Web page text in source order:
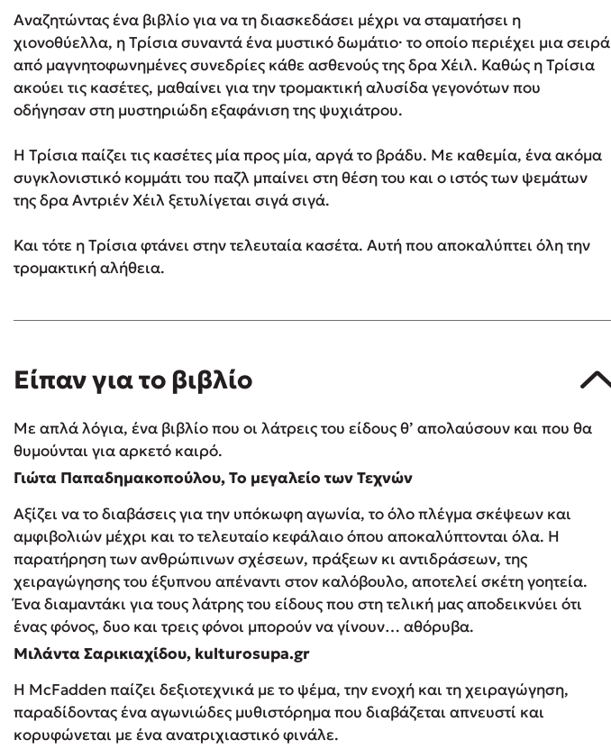
Mel Robbins
Η μέθοδος Αφήστε τους
Αναζητώντας ένα βιβλίο για να τη διασκεδάσει μέχρι να σταματήσει η
χιονοθύελλα, η Τρίσια συναντά ένα μυστικό δωμάτιο· το οποίο περιέχει μια σειρά
από μαγνητοφωνημένες συνεδρίες κάθε ασθενούς της δρα Χέιλ. Καθώς η Τρίσια
ακούει τις κασέτες, μαθαίνει για την τρομακτική αλυσίδα γεγονότων που
οδήγησαν στη μυστηριώδη εξαφάνιση της ψυχιάτρου.
Η Τρίσια παίζει τις κασέτες μία προς μία, αργά το βράδυ. Με καθε­μία, ένα ακόμα
συγκλονιστικό κομμάτι του παζλ μπαίνει στη θέση του και ο ιστός των ψεμάτων
της δρα Αντριέν Χέιλ ξετυλίγεται σιγά σιγά.
Και τότε η Τρίσια φτάνει στην τελευταία κασέτα. Αυτή που αποκαλύπτει όλη την
τρομακτική αλήθεια.
Είπαν για το βιβλίο
Με απλά λόγια, ένα βιβλίο που οι λάτρεις του είδους θ’ απολαύσουν και που θα
θυμούνται για αρκετό καιρό.
Γιώτα Παπαδημακοπούλου, Το μεγαλείο των Τεχνών
Αξίζει να το διαβάσεις για την υπόκωφη αγωνία, το όλο πλέγμα σκέψεων και
αμφιβολιών μέχρι και το τελευταίο κεφάλαιο όπου αποκαλύπτονται όλα. Η
παρατήρηση των ανθρώπινων σχέσεων, πράξεων κι αντιδράσεων, της
χειραγώγησης του έξυπνου απέναντι στον καλόβουλο, αποτελεί σκέτη γοητεία.
Ένα διαμαντάκι για τους λάτρης του είδους που στη τελική μας αποδεικνύει ότι
ένας φόνος, δυο και τρεις φόνοι μπορούν να γίνουν… αθόρυβα.
Μιλάντα Σαρικιαχίδου, kulturosupa.gr
Η McFadden παίζει δεξιοτεχνικά με το ψέμα, την ενοχή και τη χειραγώγηση,
παραδίδοντας ένα αγωνιώδες μυθιστόρημα που διαβάζεται απνευστί και
κορυφώνεται με ένα ανατριχιαστικό φινάλε.